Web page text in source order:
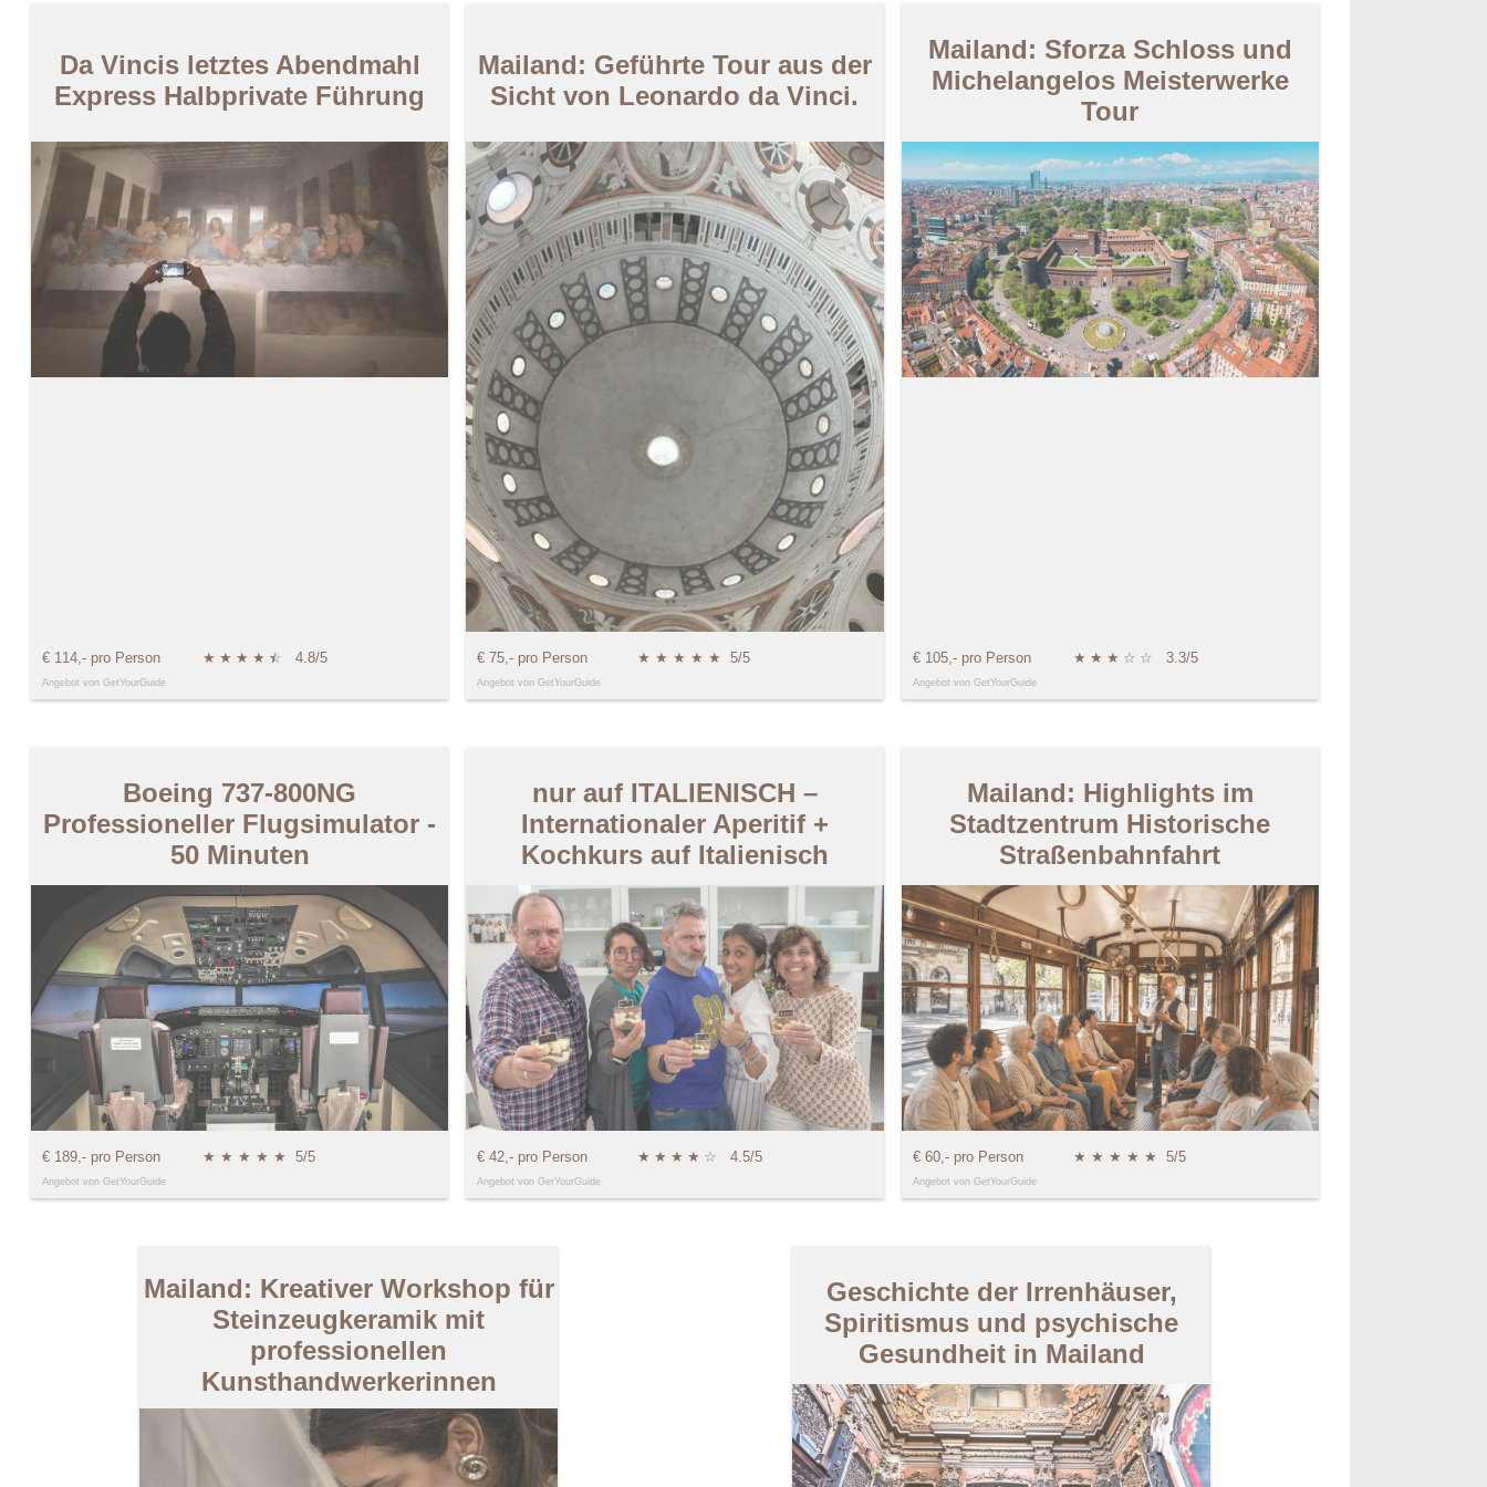
Da Vincis letztes Abendmahl
Express Halbprivate Führung
€ 114,- pro Person ★ ★ ★ ★ ★
☆ 4.8/5
Angebot von GetYourGuide
Mailand: Geführte Tour aus der
Sicht von Leonardo da Vinci.
€ 75,- pro Person ★ ★ ★ ★ ★ 5/5
Angebot von GetYourGuide
Mailand: Sforza Schloss und
Michelangelos Meisterwerke
Tour
€ 105,- pro Person ★ ★ ★ ☆ ☆ 3.3/5
Angebot von GetYourGuide
Boeing 737-800NG
Professioneller Flugsimulator -
50 Minuten
€ 189,- pro Person ★ ★ ★ ★ ★ 5/5
Angebot von GetYourGuide
nur auf ITALIENISCH –
Internationaler Aperitif +
Kochkurs auf Italienisch
€ 42,- pro Person ★ ★ ★ ★ ☆ 4.5/5
Angebot von GetYourGuide
Mailand: Highlights im
Stadtzentrum Historische
Straßenbahnfahrt
€ 60,- pro Person ★ ★ ★ ★ ★ 5/5
Angebot von GetYourGuide
Mailand: Kreativer Workshop für
Steinzeugkeramik mit
professionellen
Kunsthandwerkerinnen
Geschichte der Irrenhäuser,
Spiritismus und psychische
Gesundheit in Mailand